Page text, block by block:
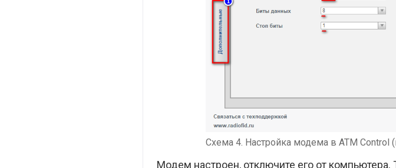
Схема 4. Настройка модема в ATM Control
Модем настроен, отключите его от